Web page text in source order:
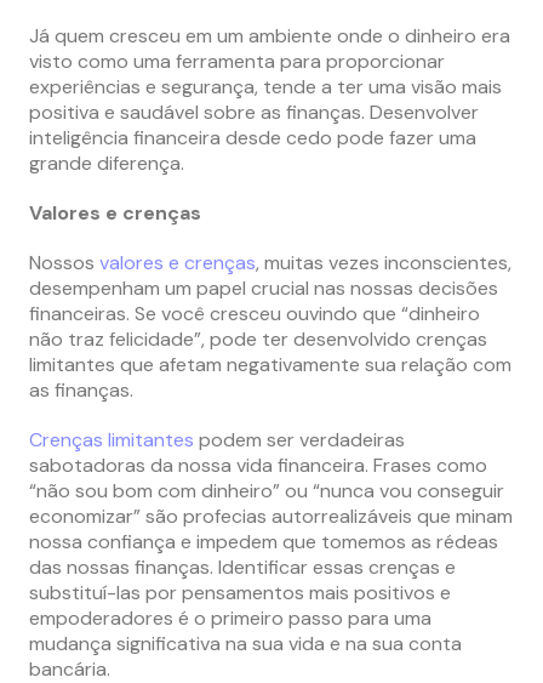
Já quem cresceu em um ambiente onde o dinheiro era
visto como uma ferramenta para proporcionar
experiências e segurança, tende a ter uma visão mais
positiva e saudável sobre as finanças. Desenvolver
inteligência financeira desde cedo pode fazer uma
grande diferença.
Valores e crenças
Nossos valores e crenças, muitas vezes inconscientes,
desempenham um papel crucial nas nossas decisões
financeiras. Se você cresceu ouvindo que “dinheiro
não traz felicidade”, pode ter desenvolvido crenças
limitantes que afetam negativamente sua relação com
as finanças.
Crenças limitantes podem ser verdadeiras
sabotadoras da nossa vida financeira. Frases como
“não sou bom com dinheiro” ou “nunca vou conseguir
economizar” são profecias autorrealizáveis que minam
nossa confiança e impedem que tomemos as rédeas
das nossas finanças. Identificar essas crenças e
substituí-las por pensamentos mais positivos e
empoderadores é o primeiro passo para uma
mudança significativa na sua vida e na sua conta
bancária.